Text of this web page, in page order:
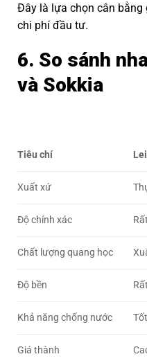
Đây là lựa chọn cân bằng
chi phí đầu tư.
6. So sánh
và Sokkia
Tiêu chí
Xuất xứ
Độ chính xác
Chất lượng quang học
Độ bền
Khả năng chống nước Tốt
Giá thành